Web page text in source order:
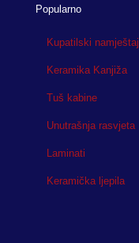
Popularno
Kupatilski namještaj
Keramika Kanjiža
Tuš kabine
Unutrašnja rasvjeta
Laminati
Keramička ljepila